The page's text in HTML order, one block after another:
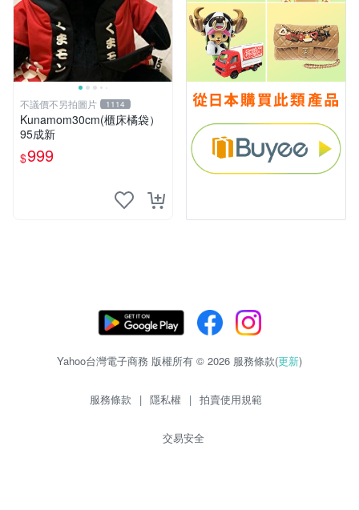
不議價不另拍圖片 1114
Kunamom30cm(櫃床橘袋）
95成新
$999
Yahoo台灣電子商務 版權所有 © 2026 服務條款(更新)
服務條款 | 隱私權 | 拍賣使用規範
交易安全